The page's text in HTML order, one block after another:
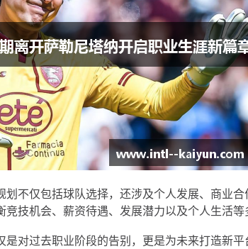
划不仅包括球队选择，还涉及个人发展、商业
竞技机会、薪资待遇、发展潜力以及个人生活等
是对过去职业阶段的告别，更是为未来打造新